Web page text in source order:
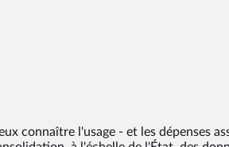
connaître l'usage - et les dépenses